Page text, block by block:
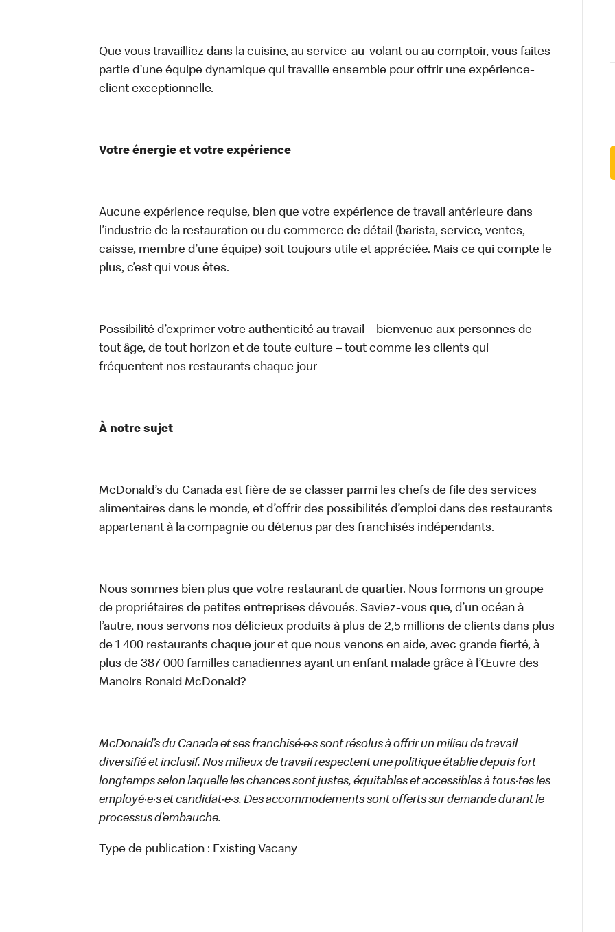
Que vous travailliez dans la cuisine, au service-au-volant ou au comptoir, vous faites
partie d’une équipe dynamique qui travaille ensemble pour offrir une expérience-
client exceptionnelle.
Votre énergie et votre expérience
Aucune expérience requise, bien que votre expérience de travail antérieure dans
l’industrie de la restauration ou du commerce de détail (barista, service, ventes,
caisse, membre d’une équipe) soit toujours utile et appréciée. Mais ce qui compte le
plus, c’est qui vous êtes.
Possibilité d’exprimer votre authenticité au travail – bienvenue aux personnes de
tout âge, de tout horizon et de toute culture – tout comme les clients qui
fréquentent nos restaurants chaque jour
À notre sujet
McDonald’s du Canada est fière de se classer parmi les chefs de file des services
alimentaires dans le monde, et d’offrir des possibilités d’emploi dans des restaurants
appartenant à la compagnie ou détenus par des franchisés indépendants.
Nous sommes bien plus que votre restaurant de quartier. Nous formons un groupe
de propriétaires de petites entreprises dévoués. Saviez-vous que, d’un océan à
l’autre, nous servons nos délicieux produits à plus de 2,5 millions de clients dans plus
de 1 400 restaurants chaque jour et que nous venons en aide, avec grande fierté, à
plus de 387 000 familles canadiennes ayant un enfant malade grâce à l’Œuvre des
Manoirs Ronald McDonald?
McDonald’s du Canada et ses franchisé·e·s sont résolus à offrir un milieu de travail
diversifié et inclusif. Nos milieux de travail respectent une politique établie depuis fort
longtemps selon laquelle les chances sont justes, équitables et accessibles à tous·tes les
employé·e·s et candidat·e·s. Des accommodements sont offerts sur demande durant le
processus d’embauche.
Type de publication : Existing Vacany